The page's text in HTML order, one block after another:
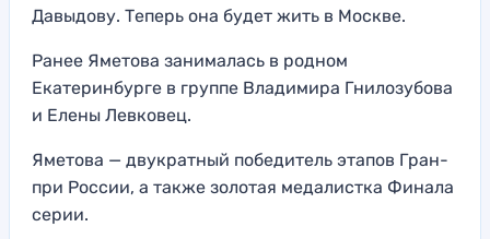
Давыдову. Теперь она будет жить в Москве.
Ранее Яметова занималась в родном
Екатеринбурге в группе Владимира Гнилозубова
и Елены Левковец.
Яметова — двукратный победитель этапов Гран-
при России, а также золотая медалистка Финала
серии.